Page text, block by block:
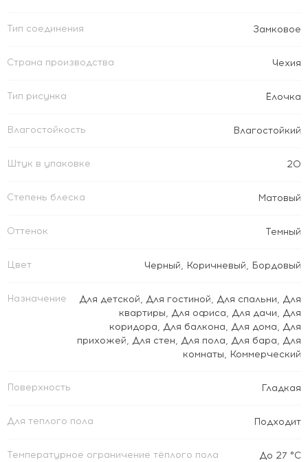
Тип соединения Замковое
Страна производства Чехия
Тип рисунка Ёлочка
Влагостойкость Влагостойкий
Штук в упаковке 20
Степень блеска Матовый
Оттенок Темный
Цвет Черный, Коричневый, Бордовый
Назначение Для детской, Для гостиной, Для спальни, Для
квартиры, Для офиса, Для дачи, Для
коридора, Для балкона, Для дома, Для
прихожей, Для стен, Для пола, Для бара, Для
комнаты, Коммерческий
Поверхность Гладкая
Для теплого пола Подходит
Температурное ограничение тёплого пола До 27 °C